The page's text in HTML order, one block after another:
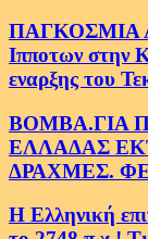
ΠΑΓΚΟΣΜΙΑ
Ιπποτων στην
εναρξης του
ΒΟΜΒΑ.ΓΙΑ
ΕΛΛΑΔΑΣ
ΔΡΑΧΜΕΣ.
Η Ελληνική